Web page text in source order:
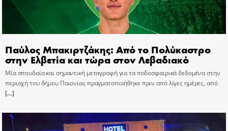
Παύλος Μπακιρτζάκης: Από το Πολύκαστρο
στην Ελβετία και τώρα στον Λεβαδιακό
Μία σπουδαία και σημαντική μεταγραφή για τα ποδοσφαιρικά δεδομένα στην
περιοχή του δήμου Παιονίας πραγματοποιήθηκε πριν από λίγες ημέρες, από
[…]